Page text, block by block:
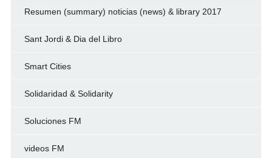
Resumen (summary) noticias (news) & library 2017
Sant Jordi & Dia del Libro
Smart Cities
Solidaridad & Solidarity
Soluciones FM
videos FM